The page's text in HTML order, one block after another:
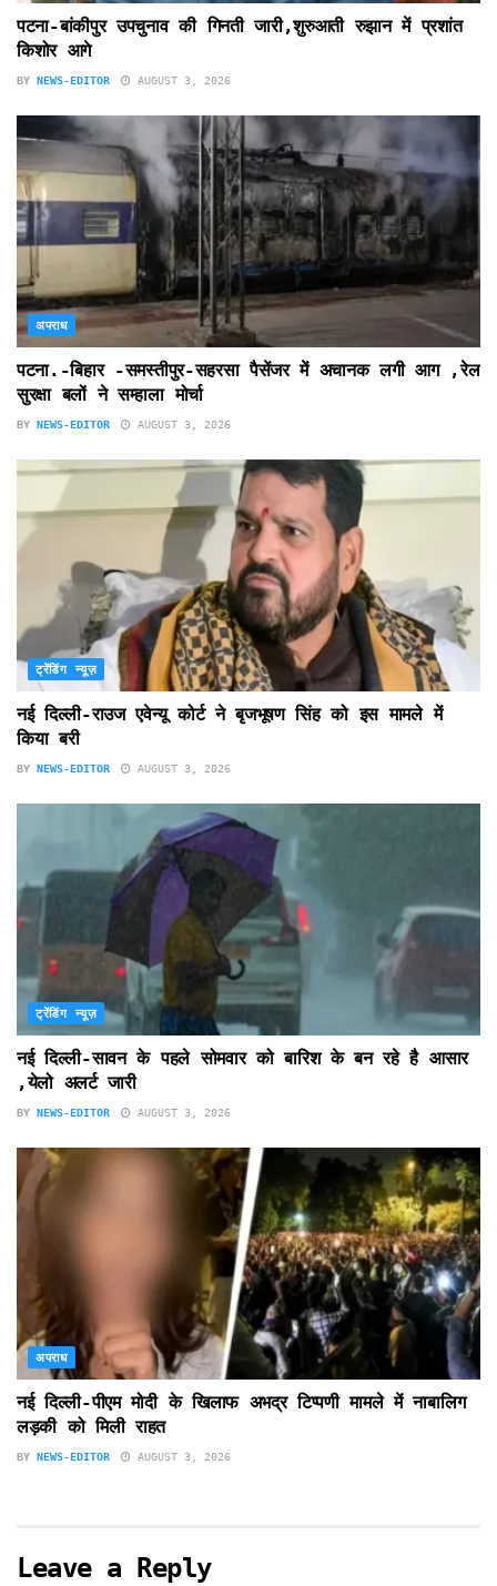
पटना-बांकीपुर उपचुनाव की गिनती जारी,शुरुआती रुझान में प्रशांत
किशोर आगे
BY NEWS-EDITOR AUGUST 3, 2026
अपराध
पटना.-बिहार -समस्तीपुर-सहरसा पैसेंजर में अचानक लगी आग ,रेल
सुरक्षा बलों ने सम्हाला मोर्चा
BY NEWS-EDITOR AUGUST 3, 2026
ट्रेंडिंग न्यूज़
नई दिल्ली-राउज एवेन्यू कोर्ट ने बृजभूषण सिंह को इस मामले में
किया बरी
BY NEWS-EDITOR AUGUST 3, 2026
ट्रेंडिंग न्यूज़
नई दिल्ली-सावन के पहले सोमवार को बारिश के बन रहे है आसार
,येलो अलर्ट जारी
BY NEWS-EDITOR AUGUST 3, 2026
अपराध
नई दिल्ली-पीएम मोदी के खिलाफ अभद्र टिप्पणी मामले में नाबालिग
लड़की को मिली राहत
BY NEWS-EDITOR AUGUST 3, 2026
Leave a Reply